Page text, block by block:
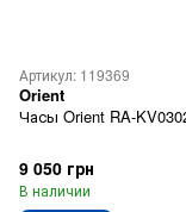
Артикул: 119369
Orient
Часы Orient RA-
9 050 грн
В наличии